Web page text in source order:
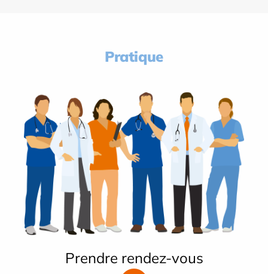
Pratique
Prendre rendez-vous